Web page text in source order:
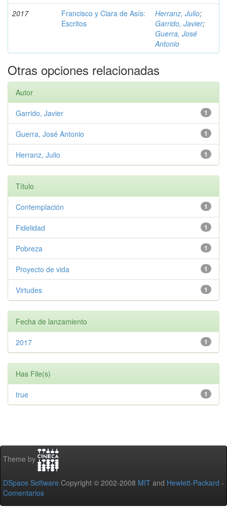
2017
Francisco y Clara de Asís:
Escritos
Herranz, Julio;
Garrido, Javier;
Guerra, José
Antonio
Otras opciones relacionadas
Autor
1
Garrido, Javier
1
Guerra, José Antonio
1
Herranz, Julio
Título
1
Contemplación
1
Fidelidad
1
Pobreza
1
Proyecto de vida
1
Virtudes
Fecha de lanzamiento
1
2017
Has File(s)
1
true
Theme by
DSpace Software Copyright © 2002-2008 MIT and Hewlett-Packard -
Comentarios